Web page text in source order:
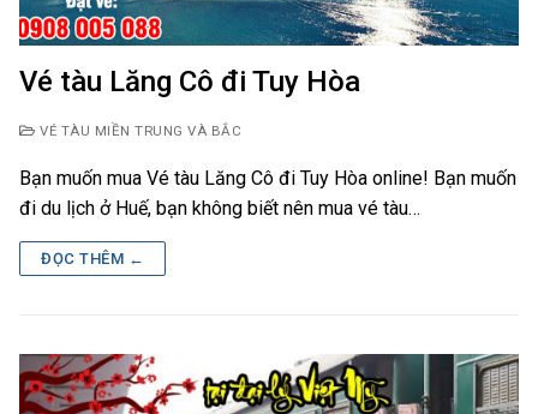
Vé tàu Lăng Cô đi Tuy Hòa
VÉ TÀU MIỀN TRUNG VÀ BẮC
Bạn muốn mua Vé tàu Lăng Cô đi Tuy Hòa online! Bạn muốn
đi du lịch ở Huế, bạn không biết nên mua vé tàu…
ĐỌC THÊM ←